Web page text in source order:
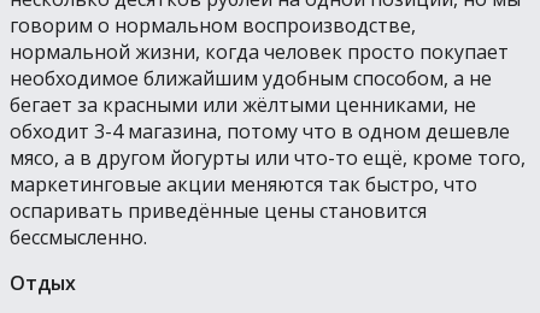
говорим о нормальном воспроизводстве,
нормальной жизни, когда человек просто покупает
необходимое ближайшим удобным способом, а не
бегает за красными или жёлтыми ценниками, не
обходит 3-4 магазина, потому что в одном дешевле
мясо, а в другом йогурты или что-то ещё, кроме того,
маркетинговые акции меняются так быстро, что
оспаривать приведённые цены становится
бессмысленно.
Отдых